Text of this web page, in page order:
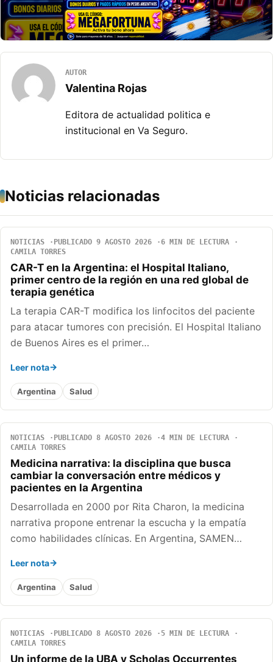
AUTOR
Valentina Rojas
Editora de actualidad politica e
institucional en Va Seguro.
Noticias relacionadas
NOTICIAS PUBLICADO 9 AGOSTO 2026
6 MIN DE LECTURA
CAMILA TORRES
CAR-T en la Argentina: el Hospital Italiano,
primer centro de la región en una red global de
terapia genética
La terapia CAR-T modifica los linfocitos del paciente
para atacar tumores con precisión. El Hospital Italiano
de Buenos Aires es el primer…
Leer nota
Argentina Salud
NOTICIAS PUBLICADO 8 AGOSTO 2026
4 MIN DE LECTURA
CAMILA TORRES
Medicina narrativa: la disciplina que busca
cambiar la conversación entre médicos y
pacientes en la Argentina
Desarrollada en 2000 por Rita Charon, la medicina
narrativa propone entrenar la escucha y la empatía
como habilidades clínicas. En Argentina, SAMEN…
Leer nota
Argentina Salud
NOTICIAS PUBLICADO 8 AGOSTO 2026
5 MIN DE LECTURA
CAMILA TORRES
Un informe de la UBA y Scholas Occurrentes